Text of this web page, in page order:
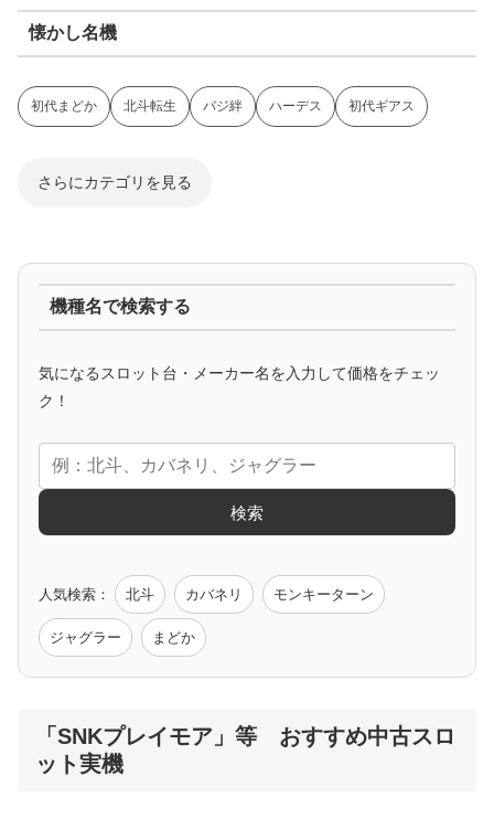
懐かし名機
初代まどか 北斗転生 バジ絆 ハーデス 初代ギアス
さらにカテゴリを見る
アニメタイアップ
エヴァ コードギアス 化物語 炎炎ノ消防隊
モンハン バイオ ペルソナ
値下げ台 ディスクアップ
機種名で検索する
気になるスロット台・メーカー名を入力して価格をチェッ
ク！
検索
人気検索： 北斗 カバネリ モンキーターン
ジャグラー まどか
「SNKプレイモア」等 おすすめ中古スロ
ット実機